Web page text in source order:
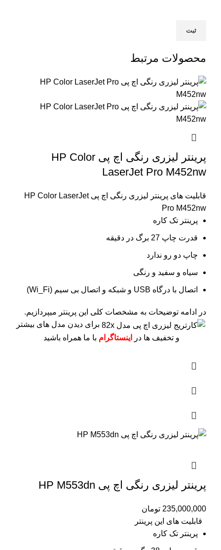
محصولات مرتبط
پرینتر لیزری رنگی اچ پی HP Color
LaserJet Pro M452nw
قابلیت های پرینتر لیزری رنگی اچ پی HP Color LaserJet
Pro M452nw
پرینتر تک کاره
قدرت چاپ 27 برگ در دقیقه
چاپ دو رو ندارد
سیاه و سفید و رنگی
اتصال با درگاه USB و شبکه و اتصال بی سیم (Wi_Fi)
در ادامه توضیحات به مشخصات کلی این پرینتر میپردازیم.
برای دیدن مدل های بیشتر
و تخفیف ها در
اینستاگرام با ما همراه باشید
پرینتر لیزری رنگی اچ پی HP M553dn
235,000,000 تومان
قابلیت های این پرینتر
پرینتر تک کاره